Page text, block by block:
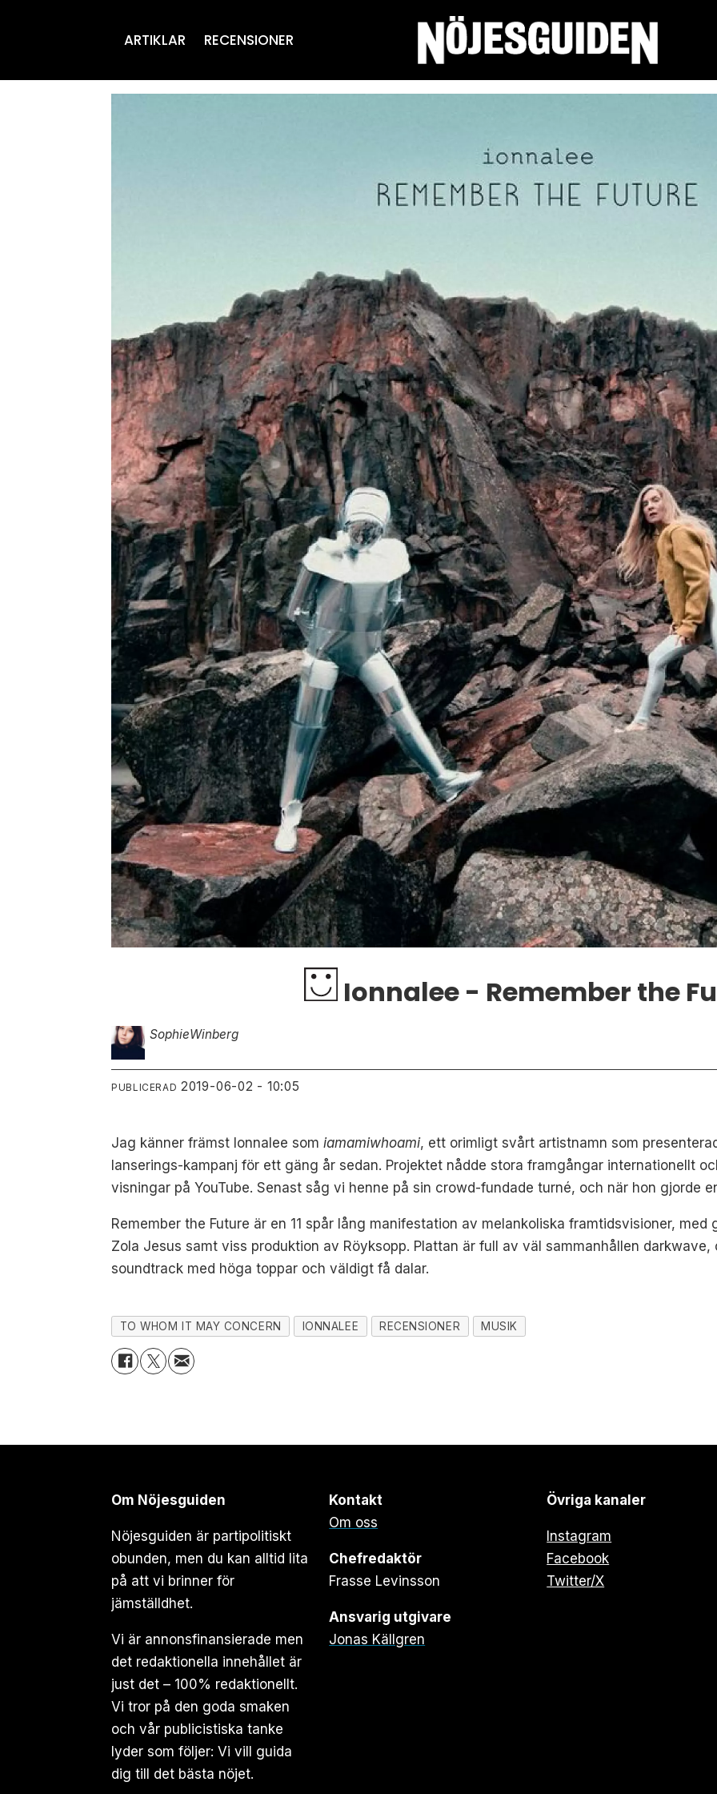
ARTIKLAR RECENSIONER
Ionnalee - Remember the
SophieWinberg
PUBLICERAD 2019-06-02 - 10:05
Jag känner främst Ionnalee somiamamiwhoami, ett orimligt svårt artistnamn som
lanserings-kampanj för ett gäng år sedan. Projektet nådde stora framgångar internationellt
visningar på YouTube. Senast såg vi henne på sin crowd-fundade turné, och när hon gjorde
Remember the Future är en 11 spår lång manifestation av melankoliska framtidsvisioner,
Zola Jesus samt viss produktion av Röyksopp. Plattan är full av väl sammanhållen
soundtrack med höga toppar och väldigt få dalar.
TO WHOM IT MAY CONCERN IONNALEE RECENSIONER MUSIK
Om Nöjesguiden
Nöjesguiden är partipolitiskt
obunden, men du kan alltid lita
på att vi brinner för
jämställdhet.
Vi är annonsfinansierade men
det redaktionella innehållet är
just det – 100% redaktionellt.
Vi tror på den goda smaken
och vår publicistiska tanke
lyder som följer: Vi vill guida
dig till det bästa nöjet.
Kontakt
Om oss
Chefredaktör
Frasse Levinsson
Ansvarig utgivare
Jonas Källgren
Övriga kanaler
Instagram
Facebook
Twitter/X